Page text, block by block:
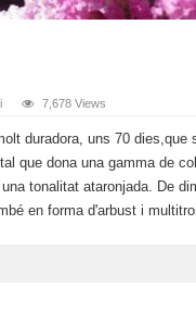
7,678 Views
duradora, uns 70 dies,que
que dona una gamma de
tonalitat ataronjada. De
en forma d'arbust i